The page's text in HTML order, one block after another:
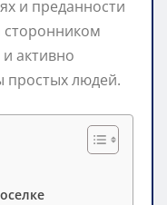
и преданности
активно
простых людей.